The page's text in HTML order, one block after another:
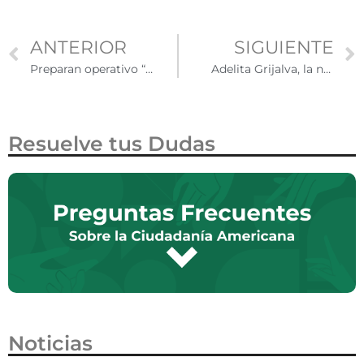
ANTERIOR
Preparan operativo “Héroes Paisanos” Invierno 2025 para atender a mexicanos que regresan durante temporada navideña
SIGUIENTE
Adelita Grijalva, la nueva hispana en el congreso busca impulsar una reforma migratoria integral
Resuelve tus Dudas
Noticias